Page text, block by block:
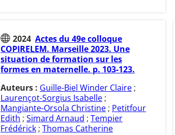
2024 Actes du 49e colloque
COPIRELEM. Marseille 2023. Une
situation de formation sur les
formes en maternelle. p. 103-123.
Auteurs : Guille-Biel Winder Claire;
Laurençot-Sorgius Isabelle;
Mangiante-Orsola Christine; Petitfour
Edith ; Simard Arnaud ; Tempier
Frédérick; Thomas Catherine